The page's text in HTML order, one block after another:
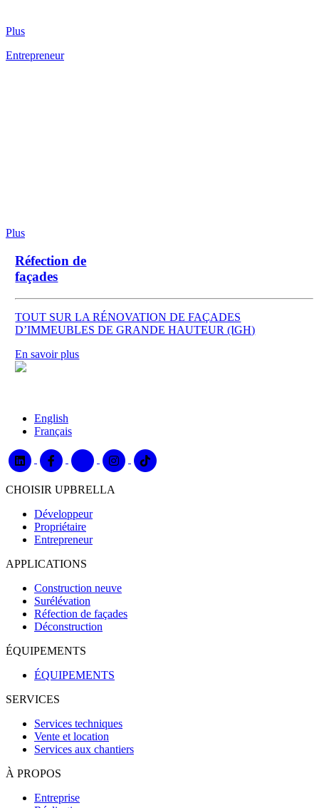
Plus
Entrepreneur
Plus
Réfection de
façades
TOUT SUR LA RÉNOVATION DE FAÇADES
D’IMMEUBLES DE GRANDE HAUTEUR (IGH)
En savoir plus
English
Français
CHOISIR UPBRELLA
Développeur
Propriétaire
Entrepreneur
APPLICATIONS
Construction neuve
Surélévation
Réfection de façades
Déconstruction
ÉQUIPEMENTS
ÉQUIPEMENTS
SERVICES
Services techniques
Vente et location
Services aux chantiers
À PROPOS
Entreprise